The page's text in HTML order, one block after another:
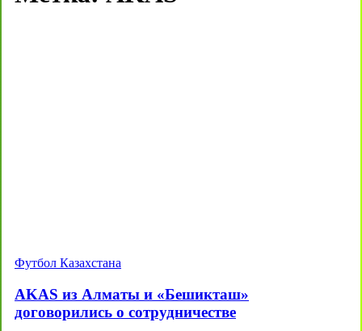
Футбол Казахстана
AKAS из Алматы и «Бешикташ»
договорились о сотрудничестве